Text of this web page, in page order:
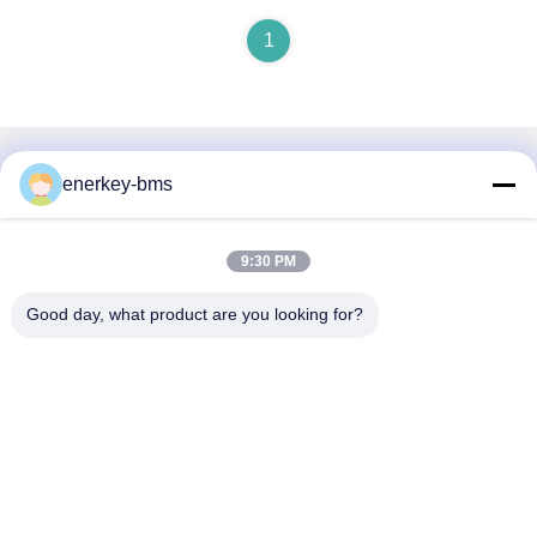
1
Hızlı iletişim
Bölge A, 9. kat, Bina G, Guancheng Düşük Karbonlu Sanayi
Parkı, Shangcun Topluluğu, Gongming Caddesi, Guangming
Bölgesi, Shenzhen, Çin, 518106
enerkey-bms
9:30 PM
Good day, what product are you looking for?